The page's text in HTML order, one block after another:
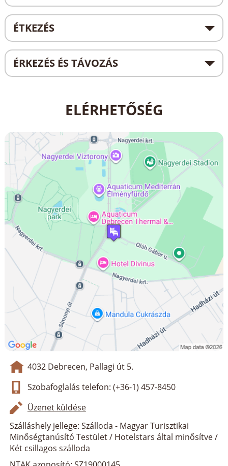
ÉTKEZÉS
ÉRKEZÉS ÉS TÁVOZÁS
ELÉRHETŐSÉG
4032 Debrecen, Pallagi út 5.
Szobafoglalás telefon: (+36-1) 457-8450
Üzenet küldése
Szálláshely jellege: Szálloda - Magyar Turisztikai
Minőségtanúsító Testület / Hotelstars által minősítve /
Két csillagos szálloda